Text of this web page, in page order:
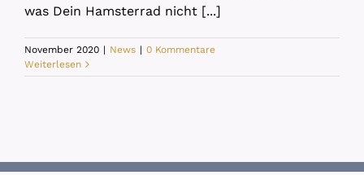
was Dein Hamsterrad nicht [...]
November 2020 | News | 0 Kommentare
Weiterlesen